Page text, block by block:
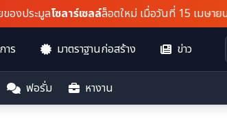
ประมูลโซลาร์เซลล์ล็อตใหม่ เมื่อวันที่ 15 เมษายน...
าร มาตราฐานก่อสร้าง ข่าว
ฟอรั่ม หางาน